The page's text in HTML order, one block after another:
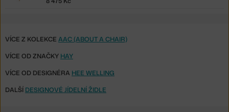
VÍCE Z KOLEKCE AAC (ABOUT A CHAIR)
VÍCE OD ZNAČKY HAY
VÍCE OD DESIGNÉRA HEE WELLING
DALŠÍ DESIGNOVÉ JÍDELNÍ ŽIDLE